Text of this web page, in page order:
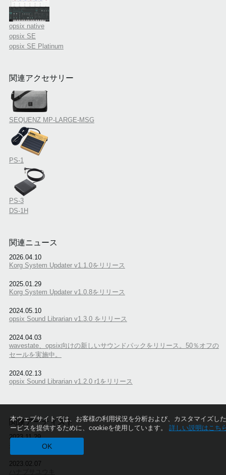
opsix native
opsix SE
opsix SE Platinum
関連アクセサリー
SEQUENZ MP-LARGE-MSG
PS-1
PS-3
DS-1H
関連ニュース
2026.04.10
Korg System Updater v1.1.0をリリース
2025.01.29
Korg System Updater v1.0.8をリリース
2024.05.10
opsix Sound Librarian v1.3.0 をリリース
2024.04.03
wavestate、opsix向けの新しいサウンドパックをリリース。50％オフの
セールを実施中。
2024.02.13
opsix Sound Librarian v1.2.0 r1をリリース
関連アーティスト
2023.11.29
2023.02.07
本ウェブサイトでは、お客様の利用状況を分析および、カスタマイズし
ービスを提供するために、cookieを使用しています。 詳しい説明はこち
OK